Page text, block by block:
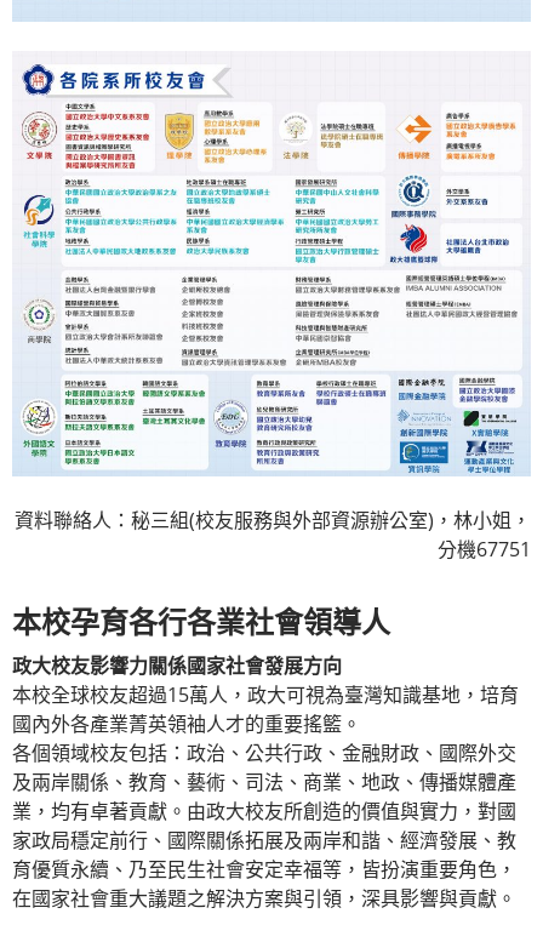
資料聯絡人：秘三組(校友服務與外部資源辦公室)，林小姐，
分機67751
本校孕育各行各業社會領導人
政大校友影響力關係國家社會發展方向
本校全球校友超過15萬人，政大可視為臺灣知識基地，培育
國內外各產業菁英領袖人才的重要搖籃。
各個領域校友包括：政治、公共行政、金融財政、國際外交
及兩岸關係、教育、藝術、司法、商業、地政、傳播媒體產
業，均有卓著貢獻。由政大校友所創造的價值與實力，對國
家政局穩定前行、國際關係拓展及兩岸和諧、經濟發展、教
育優質永續、乃至民生社會安定幸福等，皆扮演重要角色，
在國家社會重大議題之解決方案與引領，深具影響與貢獻。